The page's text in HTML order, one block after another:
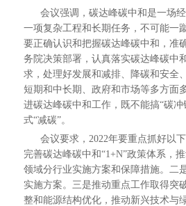
会议强调，碳达峰碳中和是一场经
一项复杂工程和长期任务，不可能一
要正确认识和把握碳达峰碳中和，准
务院决策部署，认真落实碳达峰碳中
求，处理好发展和减排、降碳和安全
短期和中长期、政府和市场等多方面
进碳达峰碳中和工作，既不能搞“碳冲
式“减碳”。
会议要求，2022年要重点抓好以下
完善碳达峰碳中和“1+N”政策体系，
领域分行业实施方案和保障措施。二
实施方案。三是推动重点工作取得突
整和能源结构优化，推动新兴技术与